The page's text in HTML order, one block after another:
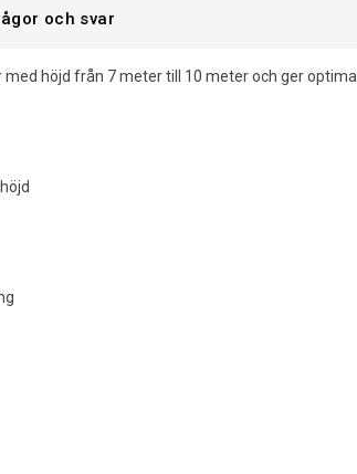
och svar
höjd från 7 meter till 10 meter och ger optimal